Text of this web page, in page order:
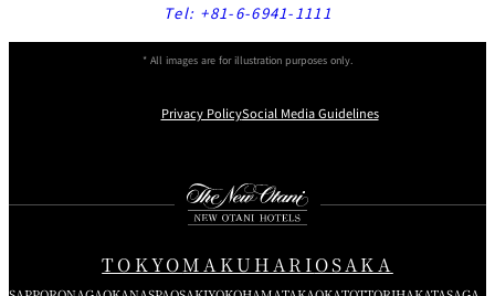
Tel: +81-6-6941-1111
* All images are for illustration purposes only.
Privacy PolicySocial Media Guidelines
TOKYOMAKUHARIOSAKA